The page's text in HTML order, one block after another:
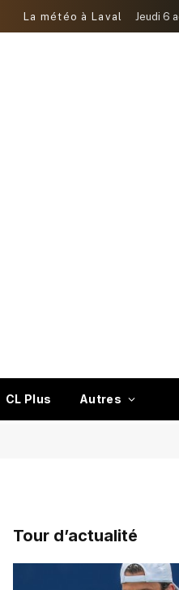
La météo à Laval Jeudi 6
CL Plus Autres
Tour d’actualité